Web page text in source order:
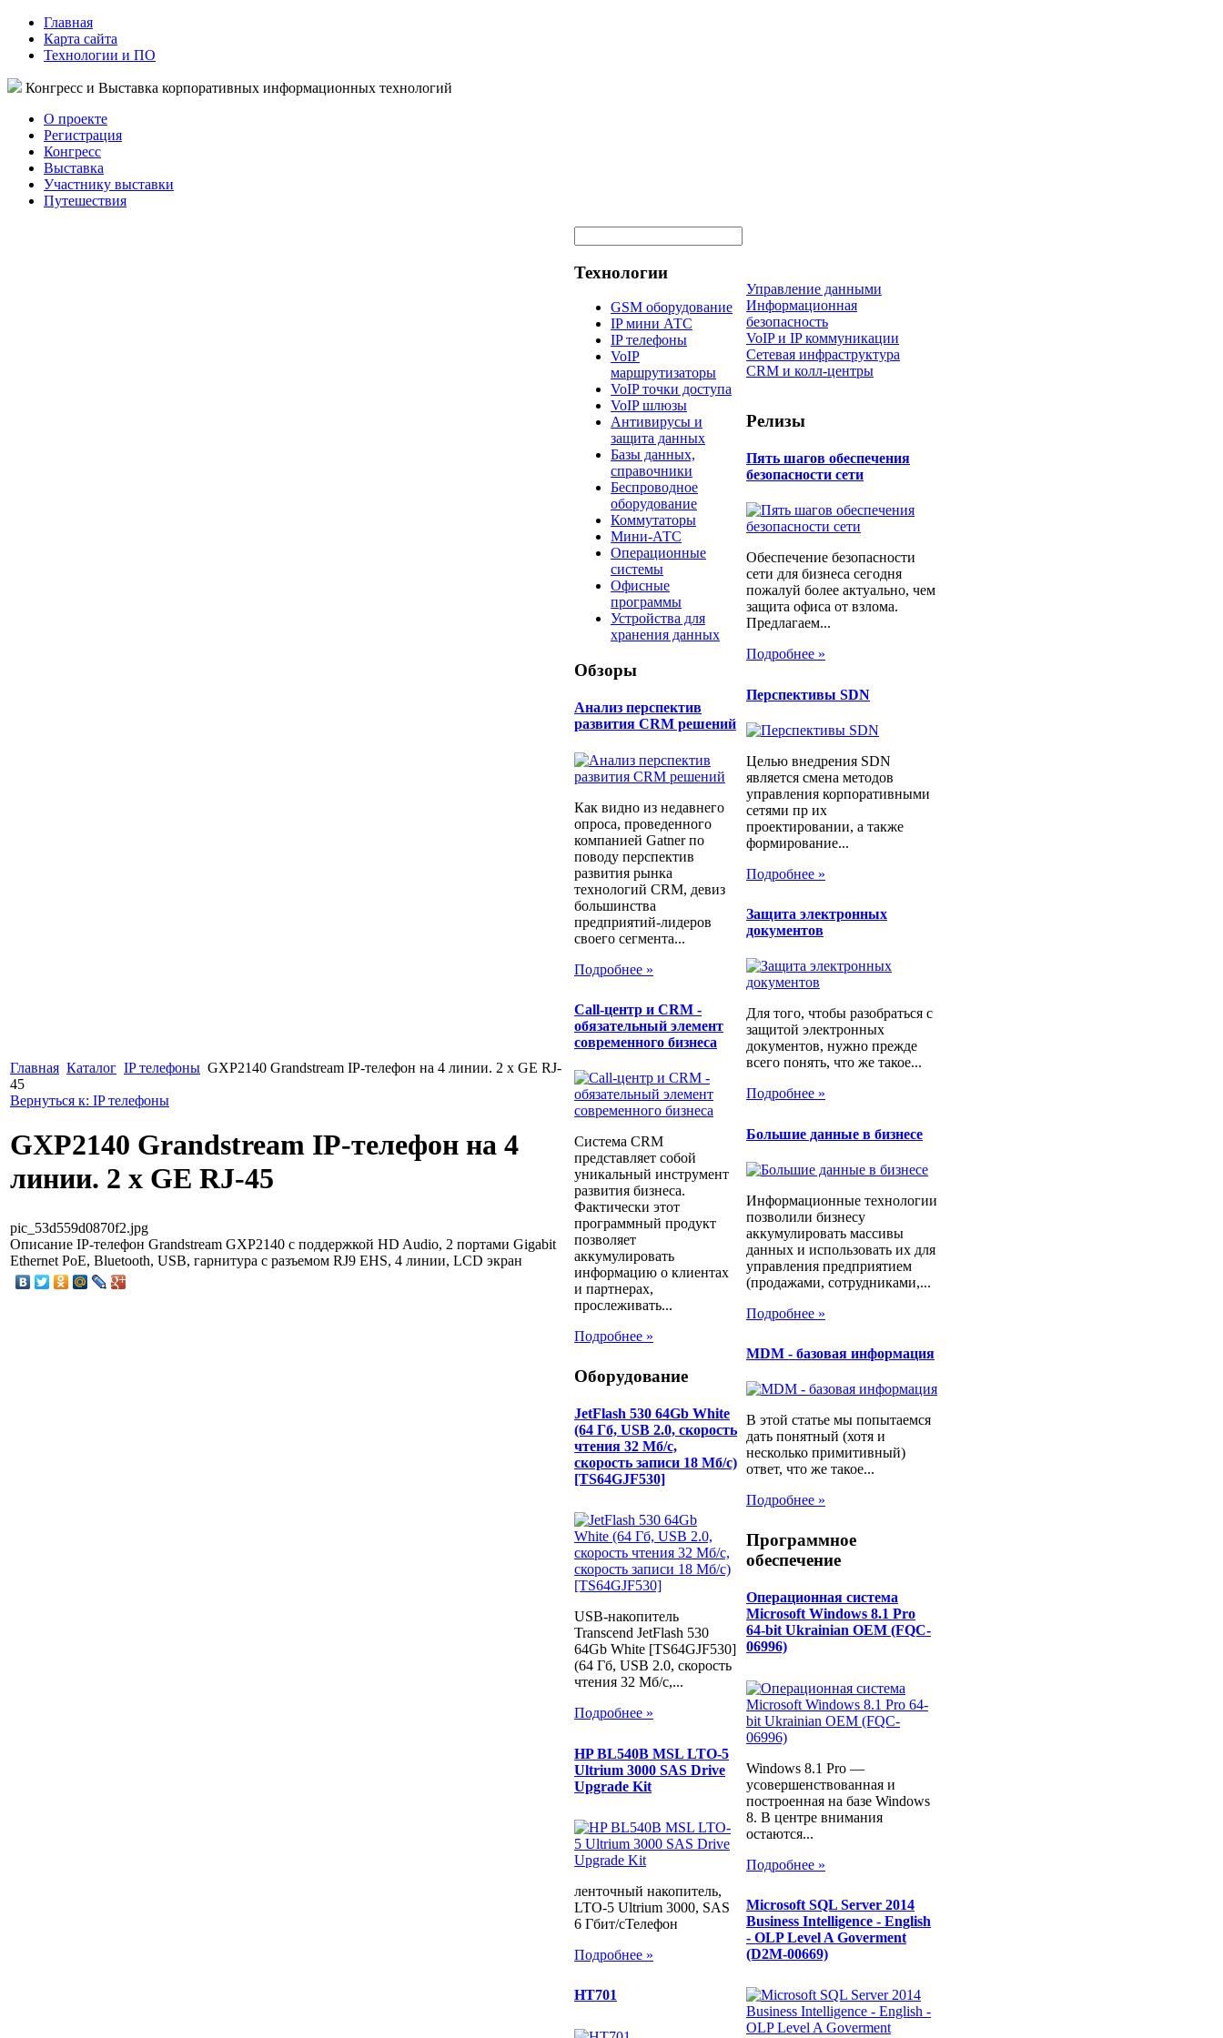
Главная
Карта сайта
Технологии и ПО
Конгресс и Выставка корпоративных информационных технологий
О проекте
Регистрация
Конгресс
Выставка
Участнику выставки
Путешествия
Главная Каталог IP телефоны GXP2140 Grandstream IP-телефон на 4 линии. 2 x GE RJ-
45
Вернуться к: IP телефоны
GXP2140 Grandstream IP-телефон на 4
линии. 2 x GE RJ-45
pic_53d559d0870f2.jpg
Описание IP-телефон Grandstream GXP2140 с поддержкой HD Audio, 2 портами Gigabit
Ethernet PoE, Bluetooth, USB, гарнитура с разъемом RJ9 EHS, 4 линии, LCD экран
Технологии
GSM оборудование
IP мини АТС
IP телефоны
VoIP
маршрутизаторы
VoIP точки доступа
VoIP шлюзы
Антивирусы и
защита данных
Базы данных,
справочники
Беспроводное
оборудование
Коммутаторы
Мини-АТС
Операционные
системы
Офисные
программы
Устройства для
хранения данных
Обзоры
Анализ перспектив
развития CRM решений
Как видно из недавнего
опроса, проведенного
компанией Gatner по
поводу перспектив
развития рынка
технологий CRM, девиз
большинства
предприятий-лидеров
своего сегмента...
Подробнее »
Call-центр и CRM -
обязательный элемент
современного бизнеса
Система CRM
представляет собой
уникальный инструмент
развития бизнеса.
Фактически этот
программный продукт
позволяет
аккумулировать
информацию о клиентах
и партнерах,
прослеживать...
Подробнее »
Оборудование
JetFlash 530 64Gb White
(64 Гб, USB 2.0, скорость
чтения 32 Мб/с,
скорость записи 18 Мб/с)
[TS64GJF530]
USB-накопитель
Transcend JetFlash 530
64Gb White [TS64GJF530]
(64 Гб, USB 2.0, скорость
чтения 32 Мб/с,...
Подробнее »
HP BL540B MSL LTO-5
Ultrium 3000 SAS Drive
Upgrade Kit
ленточный накопитель,
LTO-5 Ultrium 3000, SAS
6 Гбит/сТелефон
Подробнее »
HT701
Управление данными
Информационная
безопасность
VoIP и IP коммуникации
Сетевая инфраструктура
CRM и колл-центры
Релизы
Пять шагов обеспечения
безопасности сети
Обеспечение безопасности
сети для бизнеса сегодня
пожалуй более актуально, чем
защита офиса от взлома.
Предлагаем...
Подробнее »
Перспективы SDN
Целью внедрения SDN
является смена методов
управления корпоративными
сетями пр их
проектировании, а также
формирование...
Подробнее »
Защита электронных
документов
Для того, чтобы разобраться с
защитой электронных
документов, нужно прежде
всего понять, что же такое...
Подробнее »
Большие данные в бизнесе
Информационные технологии
позволили бизнесу
аккумулировать массивы
данных и использовать их для
управления предприятием
(продажами, сотрудниками,...
Подробнее »
MDM - базовая информация
В этой статье мы попытаемся
дать понятный (хотя и
несколько примитивный)
ответ, что же такое...
Подробнее »
Программное
обеспечение
Операционная система
Microsoft Windows 8.1 Pro
64-bit Ukrainian OEM (FQC-
06996)
Windows 8.1 Pro —
усовершенствованная и
построенная на базе Windows
8. В центре внимания
остаются...
Подробнее »
Microsoft SQL Server 2014
Business Intelligence - English
- OLP Level A Goverment
(D2M-00669)